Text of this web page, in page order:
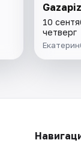
10
четверг